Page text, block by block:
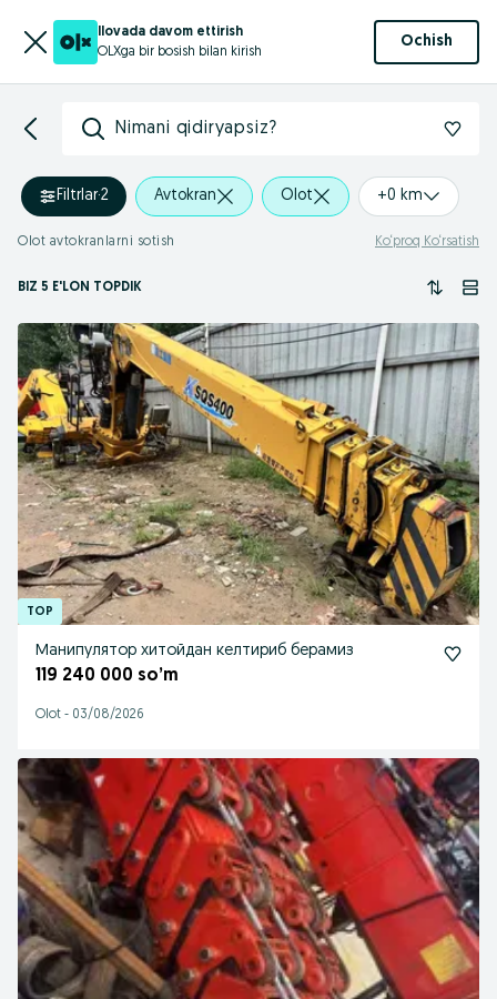
Ilovada davom ettirish
OLXga bir bosish bilan kirish
Ochish
Nimani qidiryapsiz?
Filtrlar·2 Avtokran Olot +0 km
Olot avtokranlarni sotish Ko‘proq Ko‘rsatish
BIZ 5 E'LON TOPDIK
Манипулятор хитойдан келтириб берамиз
119 240 000 so’m
Olot - 03/08/2026